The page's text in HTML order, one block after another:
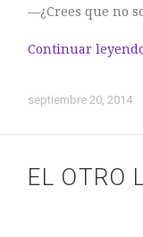
junio 2015
diciembre 2014
septiembre 2014
—¿Crees que no
Continuar
septiembre 20, 2014
EL OTRO